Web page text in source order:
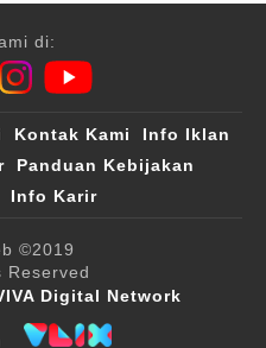
di:
Kontak Kami
Info Iklan
Panduan Kebijakan
Info Karir
©2019
Reserved
Digital Network